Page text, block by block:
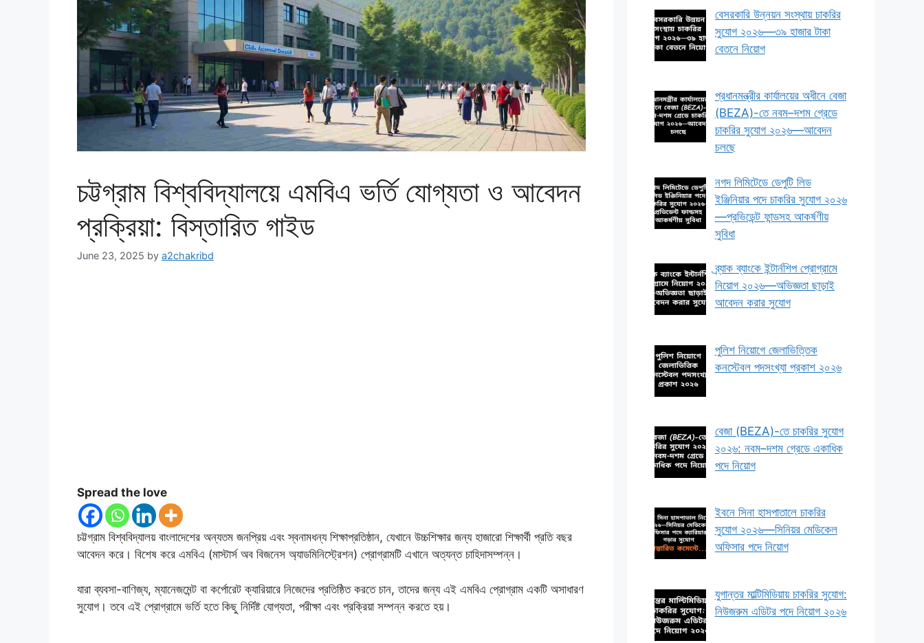
চট্টগ্রাম বিশ্ববিদ্যালয়ে এমবিএ ভর্তি যোগ্যতা ও আবেদন
প্রক্রিয়া: বিস্তারিত গাইড
June 23, 2025 by a2chakribd
Spread the love
চট্টগ্রাম বিশ্ববিদ্যালয় বাংলাদেশের অন্যতম জনপ্রিয় এবং স্বনামধন্য শিক্ষাপ্রতিষ্ঠান, যেখানে উচ্চশিক্ষার জন্য হাজারো শিক্ষার্থী প্রতি বছর
আবেদন করে। বিশেষ করে এমবিএ (মাস্টার্স অব বিজনেস অ্যাডমিনিস্ট্রেশন) প্রোগ্রামটি এখানে অত্যন্ত চাহিদাসম্পন্ন।
যারা ব্যবসা-বাণিজ্য, ম্যানেজমেন্ট বা কর্পোরেট ক্যারিয়ারে নিজেদের প্রতিষ্ঠিত করতে চান, তাদের জন্য এই এমবিএ প্রোগ্রাম একটি অসাধারণ
সুযোগ। তবে এই প্রোগ্রামে ভর্তি হতে কিছু নির্দিষ্ট যোগ্যতা, পরীক্ষা এবং প্রক্রিয়া সম্পন্ন করতে হয়।
বেসরকারি উন্নয়ন সংস্থায় চাকরির
সুযোগ ২০২৬—৩৯ হাজার টাকা
বেতনে নিয়োগ
প্রধানমন্ত্রীর কার্যালয়ের অধীনে বেজা
(BEZA)-তে নবম–দশম গ্রেডে
চাকরির সুযোগ ২০২৬—আবেদন
চলছে
নগদ লিমিটেডে ডেপুটি লিড
ইঞ্জিনিয়ার পদে চাকরির সুযোগ ২০২৬
—প্রভিডেন্ট ফান্ডসহ আকর্ষণীয়
সুবিধা
ব্র্যাক ব্যাংকে ইন্টার্নশিপ প্রোগ্রামে
নিয়োগ ২০২৬—অভিজ্ঞতা ছাড়াই
আবেদন করার সুযোগ
পুলিশ নিয়োগে জেলাভিত্তিক
কনস্টেবল পদসংখ্যা প্রকাশ ২০২৬
বেজা (BEZA)-তে চাকরির সুযোগ
২০২৬: নবম–দশম গ্রেডে একাধিক
পদে নিয়োগ
ইবনে সিনা হাসপাতালে চাকরির
সুযোগ ২০২৬—সিনিয়র মেডিকেল
অফিসার পদে নিয়োগ
যুগান্তর মাল্টিমিডিয়ায় চাকরির সুযোগ:
নিউজরুম এডিটর পদে নিয়োগ ২০২৬